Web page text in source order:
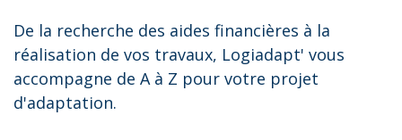
De la recherche des aides financières à la
réalisation de vos travaux, Logiadapt' vous
accompagne de A à Z pour votre projet
d'adaptation.